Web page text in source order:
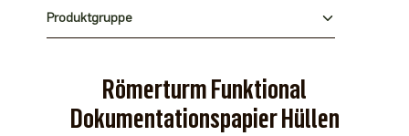
Produktgruppe
Römerturm Funktional
Dokumentationspapier Hüllen